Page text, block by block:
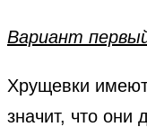
Вариант
Хрущевки
значит, что они